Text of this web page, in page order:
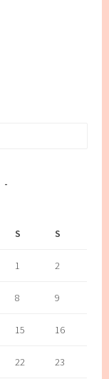
S S
1 2
8 9
15 16
22 23